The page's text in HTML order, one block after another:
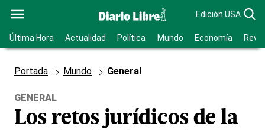
Edición USA
Última Hora Actualidad Política Mundo Economía
Portada Mundo General
GENERAL
Los retos jurídicos de la